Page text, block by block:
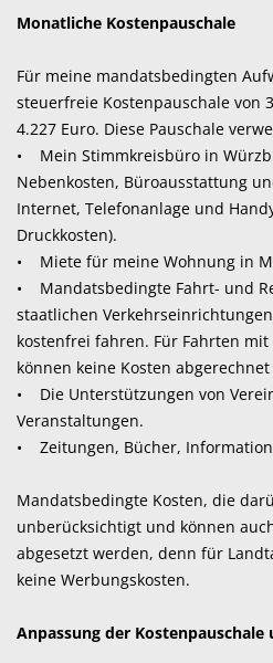
Monatliche Kostenpauschale
Für meine mandatsbedingten
steuerfreie Kostenpauschale von
4.227 Euro. Diese Pauschale
• Mein Stimmkreisbüro in
Nebenkosten, Büroausstattung
Internet, Telefonanlage und
Druckkosten).
• Miete für meine Wohnung in
• Mandatsbedingte Fahrt- und
staatlichen
kostenfrei fahren. Für Fahrten
können keine Kosten
• Die Unterstützungen von
Veranstaltungen.
• Zeitungen, Bücher,
Mandatsbedingte Kosten, die
unberücksichtigt und können
abgesetzt werden, denn für
keine Werbungskosten.
Anpassung der Kostenpauschale